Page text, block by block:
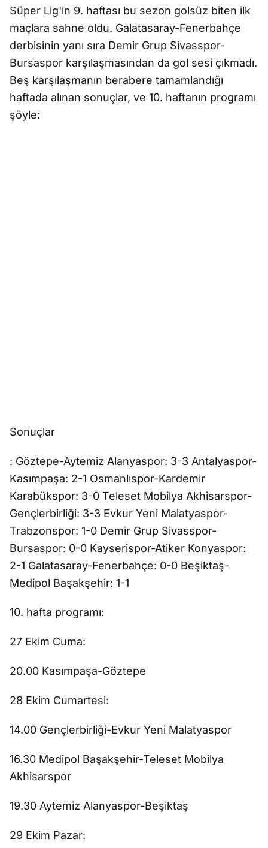
Süper Lig'in 9. haftası bu sezon golsüz biten ilk
maçlara sahne oldu. Galatasaray-Fenerbahçe
derbisinin yanı sıra Demir Grup Sivasspor-
Bursaspor karşılaşmasından da gol sesi çıkmadı.
Beş karşılaşmanın berabere tamamlandığı
haftada alınan sonuçlar, ve 10. haftanın programı
şöyle:
Sonuçlar
: Göztepe-Aytemiz Alanyaspor: 3-3 Antalyaspor-
Kasımpaşa: 2-1 Osmanlıspor-Kardemir
Karabükspor: 3-0 Teleset Mobilya Akhisarspor-
Gençlerbirliği: 3-3 Evkur Yeni Malatyaspor-
Trabzonspor: 1-0 Demir Grup Sivasspor-
Bursaspor: 0-0 Kayserispor-Atiker Konyaspor:
2-1 Galatasaray-Fenerbahçe: 0-0 Beşiktaş-
Medipol Başakşehir: 1-1
10. hafta programı:
27 Ekim Cuma:
20.00 Kasımpaşa-Göztepe
28 Ekim Cumartesi:
14.00 Gençlerbirliği-Evkur Yeni Malatyaspor
16.30 Medipol Başakşehir-Teleset Mobilya
Akhisarspor
19.30 Aytemiz Alanyaspor-Beşiktaş
29 Ekim Pazar: